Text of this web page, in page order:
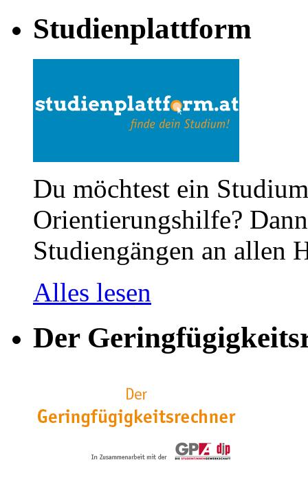
Studienplattform
Du möchtest ein
Orientierungshilfe?
Studiengängen an allen
Alles lesen
Der